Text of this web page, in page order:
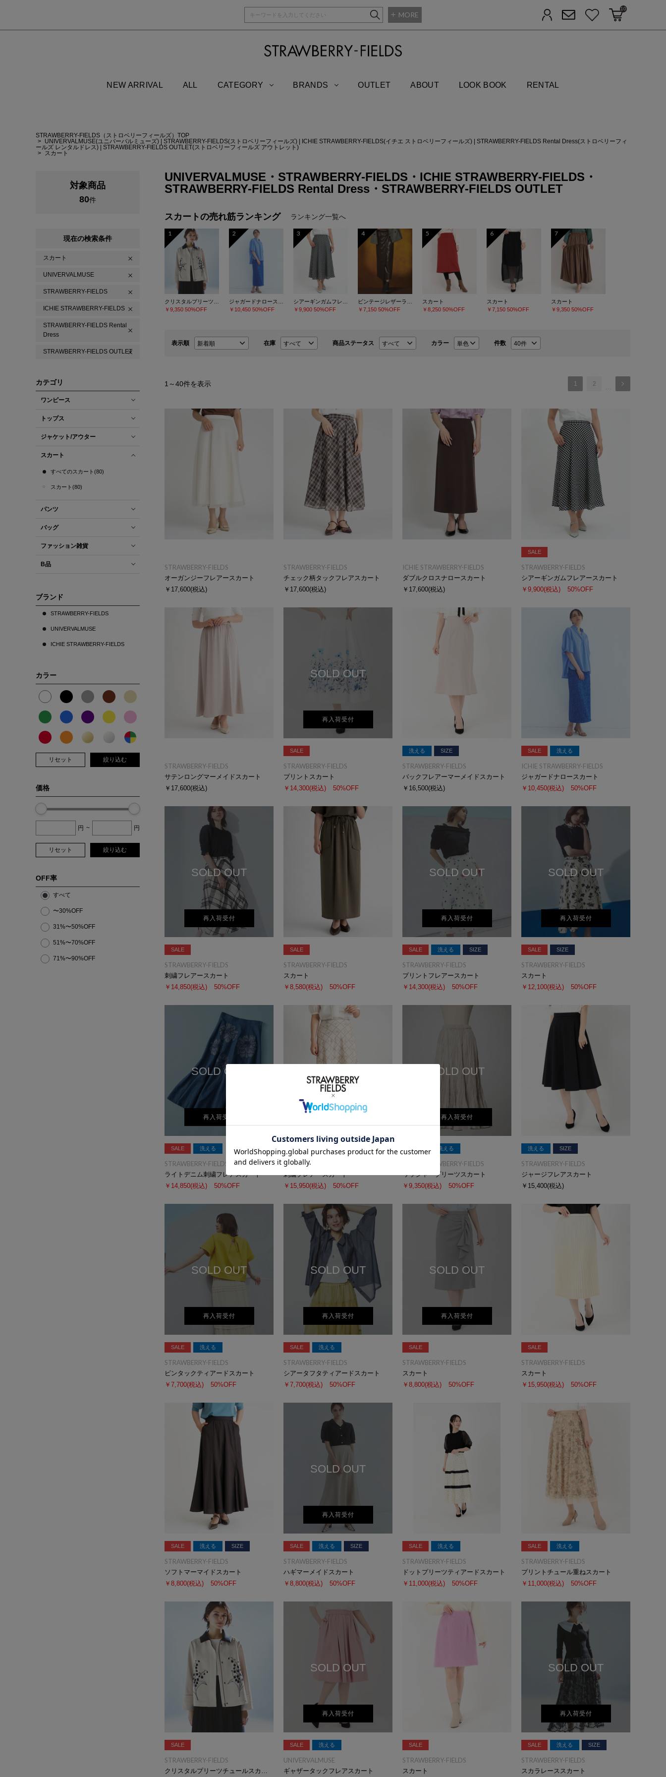
MORE ログイン メルマガ登録お気に入りカートに入れる
10
NEW ARRIVAL ALL CATEGORY BRANDS OUTLET ABOUT LOOK BOOK RENTAL
STRAWBERRY-FIELDS（ストロベリーフィールズ）TOP
UNIVERVALMUSE(ユニバーバルミューズ)
STRAWBERRY-FIELDS(ストロベリーフィールズ) ICHIE STRAWBERRY-FIELDS(イチエ ストロベリーフィールズ)
STRAWBERRY-FIELDS Rental Dress(ストロベリーフィ
ールズ レンタルドレス)
STRAWBERRY-FIELDS OUTLET(ストロベリーフィールズ アウトレット)
スカート
対象商品
80件
現在の検索条件
スカート
UNIVERVALMUSE
STRAWBERRY-FIELDS
ICHIE STRAWBERRY-FIELDS
STRAWBERRY-FIELDS Rental
Dress
STRAWBERRY-FIELDS OUTLET
カテゴリ
ワンピース
トップス
ジャケット/アウター
スカート
すべてのスカート(80)
スカート(80)
パンツ
バッグ
ファッション雑貨
B品
ブランド
STRAWBERRY-FIELDS
UNIVERVALMUSE
ICHIE STRAWBERRY-FIELDS
カラー
リセット 絞り込む
価格
円 ~ 円
リセット 絞り込む
OFF率
すべて
〜30%OFF
31%〜50%OFF
51%〜70%OFF
71%〜90%OFF
UNIVERVALMUSE・STRAWBERRY-FIELDS・ICHIE STRAWBERRY-FIELDS・
STRAWBERRY-FIELDS Rental Dress・STRAWBERRY-FIELDS OUTLET
スカートの売れ筋ランキング ランキング一覧へ
1
￥9,350 50%OFF
2
￥10,450 50%OFF
3
￥9,900 50%OFF
4
￥7,150 50%OFF
5
スカート
￥8,250 50%OFF
6
スカート
￥7,150 50%OFF
7
スカート
￥9,350 50%OFF
表示順 在庫 商品ステータス カラー 件数
1 ～40件を表示 1 2 …
STRAWBERRY-FIELDS
オーガンジーフレアースカート
￥17,600(税込)
STRAWBERRY-FIELDS
チェック柄タックフレアスカート
￥17,600(税込)
ICHIE STRAWBERRY-FIELDS
ダブルクロスナロースカート
￥17,600(税込)
SALE
STRAWBERRY-FIELDS
シアーギンガムフレアースカート
￥9,900(税込) 50%OFF
STRAWBERRY-FIELDS
サテンロングマーメイドスカート
￥17,600(税込)
SOLD OUT
再入荷受付
SALE
STRAWBERRY-FIELDS
プリントスカート
￥14,300(税込) 50%OFF
洗える SIZE
STRAWBERRY-FIELDS
バックフレアーマーメイドスカート
￥16,500(税込)
SALE 洗える
ICHIE STRAWBERRY-FIELDS
ジャガードナロースカート
￥10,450(税込) 50%OFF
SOLD OUT
再入荷受付
SALE
STRAWBERRY-FIELDS
刺繍フレアースカート
￥14,850(税込) 50%OFF
SALE
STRAWBERRY-FIELDS
スカート
￥8,580(税込) 50%OFF
SOLD OUT
再入荷受付
SALE 洗える SIZE
STRAWBERRY-FIELDS
プリントフレアースカート
￥14,300(税込) 50%OFF
SOLD OUT
再入荷受付
SALE SIZE
STRAWBERRY-FIELDS
スカート
￥12,100(税込) 50%OFF
SOLD OUT
再入荷受付
SALE 洗える
STRAWBERRY-FIELDS
ライトデニム刺繍フレアスカート
￥14,850(税込) 50%OFF
SALE
STRAWBERRY-FIELDS
刺繍フレアースカート
￥15,950(税込) 50%OFF
SOLD OUT
再入荷受付
SALE 洗える
ICHIE STRAWBERRY-FIELDS
ワッシャープリーツスカート
￥9,350(税込) 50%OFF
洗える SIZE
STRAWBERRY-FIELDS
ジャージフレアスカート
￥15,400(税込)
SOLD OUT
再入荷受付
SALE 洗える
STRAWBERRY-FIELDS
ピンタックティアードスカート
￥7,700(税込) 50%OFF
SOLD OUT
再入荷受付
SALE 洗える
STRAWBERRY-FIELDS
シアータフタティアードスカート
￥7,700(税込) 50%OFF
SOLD OUT
再入荷受付
SALE
STRAWBERRY-FIELDS
スカート
￥8,800(税込) 50%OFF
SALE
STRAWBERRY-FIELDS
スカート
￥15,950(税込) 50%OFF
SALE 洗える SIZE
STRAWBERRY-FIELDS
ソフトマーマイドスカート
￥8,800(税込) 50%OFF
SOLD OUT
再入荷受付
SALE 洗える SIZE
STRAWBERRY-FIELDS
ハギマーメイドスカート
￥8,800(税込) 50%OFF
SALE 洗える
STRAWBERRY-FIELDS
ドットプリーツティアードスカート
￥11,000(税込) 50%OFF
SALE 洗える
STRAWBERRY-FIELDS
プリントチュール重ねスカート
￥11,000(税込) 50%OFF
SALE
STRAWBERRY-FIELDS
クリスタルプリーツチュールスカート
SOLD OUT
再入荷受付
SALE 洗える
UNIVERVALMUSE
ギャザータックフレアスカート
SALE
STRAWBERRY-FIELDS
スカート
SOLD OUT
再入荷受付
SALE 洗える SIZE
STRAWBERRY-FIELDS
スカラレーススカート